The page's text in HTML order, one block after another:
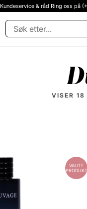
Kundeservice & råd Ring oss på
VISER 18
VALGT
PRODUKT